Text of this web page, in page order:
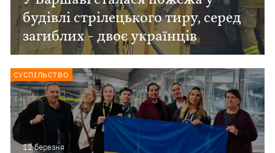
будівлі стрілецького тиру, серед
загиблих - двоє українців
12 березня
СУСПІЛЬСТВО